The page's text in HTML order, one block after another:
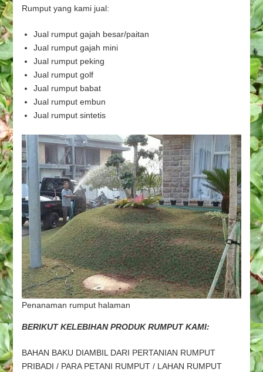
Rumput yang kami jual:
Jual rumput gajah besar/paitan
Jual rumput gajah mini
Jual rumput peking
Jual rumput golf
Jual rumput babat
Jual rumput embun
Jual rumput sintetis
Penanaman rumput halaman
BERIKUT KELEBIHAN PRODUKRUMPUTKAMI:
BAHAN BAKU DIAMBIL DARI PERTANIAN RUMPUT
PRIBADI / PARA PETANI RUMPUT / LAHAN RUMPUT